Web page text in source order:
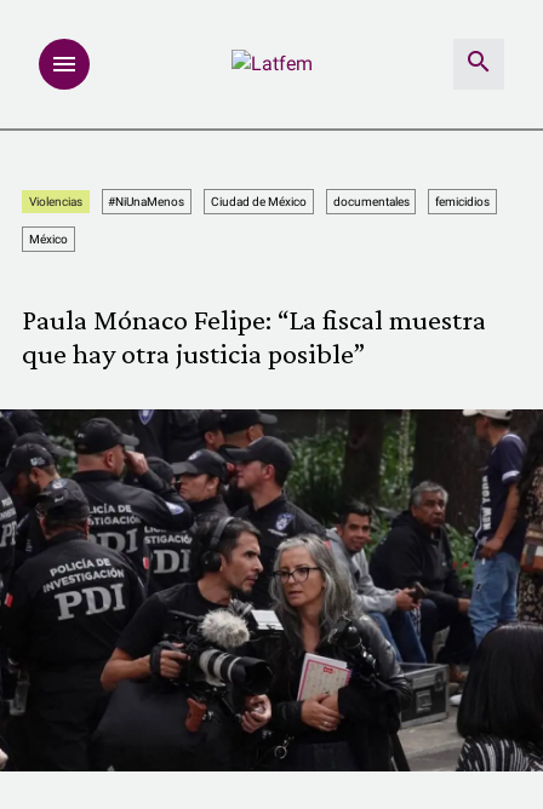
INVESTIGACIONES
REDACCIÓN ABIERTA
LATFEMLAB.
PRODUCTOS
COMUNIDAD
QUIÉNES SOMOS
Violencias #NiUnaMenos Ciudad de México documentales femicidios
México
Paula Mónaco Felipe: “La fiscal muestra
que hay otra justicia posible”